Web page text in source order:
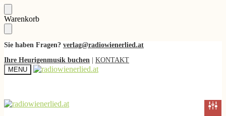
Skip
to
navigation
Skip
to
content
Warenkorb
Sie haben Fragen? verlag@radiowienerlied.at
Ihre Heurigenmusik buchen
KONTAKT
MENU